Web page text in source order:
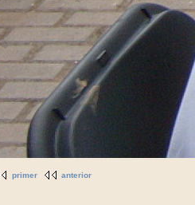
primer anterior